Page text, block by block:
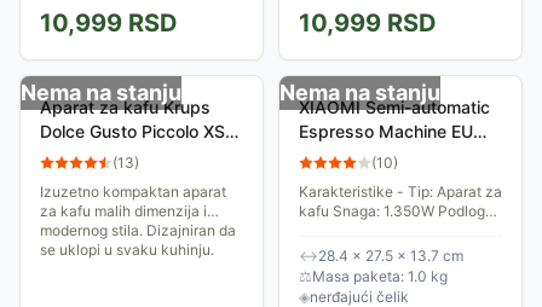
jednostavan za upotrebu i
održavanje, sa sopstvenim
spremnikom za potrošene...
10,999 RSD
ekstrakciju arome i ukusa iz
kafe. Automatsko ispiranje
čuva higijenu aparata,...
10,999 RSD
Nema na stanju
Aparat za kafu Krups
Dolce Gusto Piccolo XS
KP1A3B (13)
Izuzetno kompaktan aparat
za kafu malih dimenzija i
modernog stila. Dizajniran da
se uklopi u svaku kuhinju.
Nema na stanju
XIAOMI Semi-automatic
Espresso Machine EU
(BHR9798EU)
(10)
Karakteristike - Tip: Aparat za
kafu Snaga: 1.350W Podloga:
karakteristike - Boja: Crno-
siva Dimenzije: 284mm x
275mm x 137mm...
↔28.4 × 27.5 × 13.7 cm
⚖Masa paketa: 1.0 kg
◈nerđajući čelik